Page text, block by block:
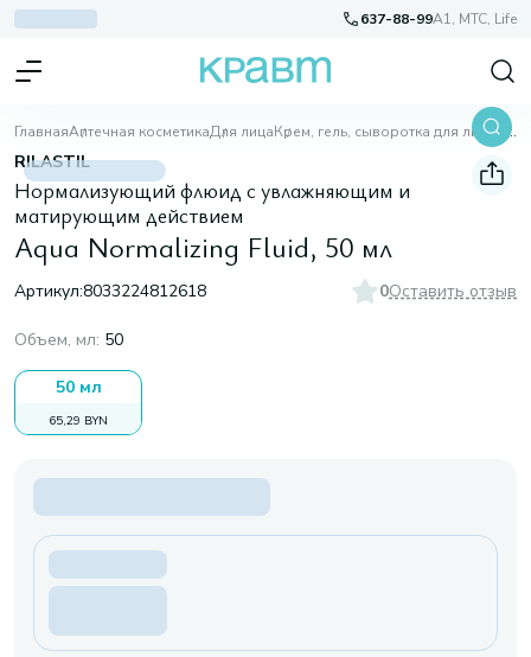
637-88-99A1, МТС, Life
ГлавнаяАптечная косметикаДля лицаКрем, гель, сыворотка для лица Aqua Normalizing Fluid, 50 мл
RILASTIL
Нормализующий флюид с увлажняющим и
матирующим действием
Aqua Normalizing Fluid, 50 мл
Артикул:8033224812618 0Оставить отзыв
Объем, мл: 50
50 мл
65,29 BYN